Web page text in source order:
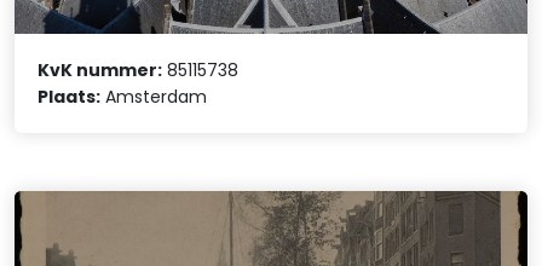
KvK nummer: 85115738
Plaats: Amsterdam